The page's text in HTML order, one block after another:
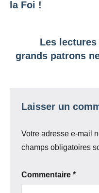
la Foi !
Les
grands patrons
Laisser un
Votre adresse e-mail
champs obligatoires
Commentaire *